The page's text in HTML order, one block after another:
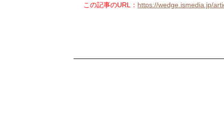
この記事のURL： https://wedge.ismedia.jp/